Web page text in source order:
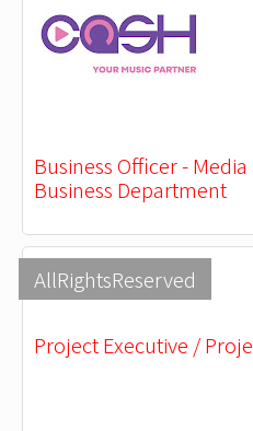
Business Officer -
Business Department
AllRightsReserved
Project Executive /